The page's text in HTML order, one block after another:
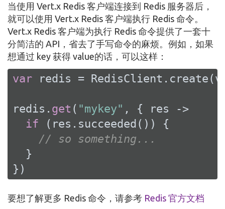
当使用 Vert.x Redis 客户端连接到 Redis 服务器后，
就可以使用 Vert.x Redis 客户端执行 Redis 命令。
Vert.x Redis 客户端为执行 Redis 命令提供了一套十
分简洁的 API，省去了手写命令的麻烦。例如，如果
想通过 key 获得 value的话，可以这样：
var redis =
redis. get ( "mykey" , { res ->
if (res.succeeded()) {
// so something...
  }
})
要想了解更多 Redis 命令，请参考 Redis 官方文档